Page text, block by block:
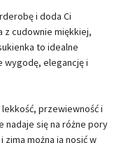
i doda Ci
z cudownie miękkiej,
to idealne
elegancję i
przewiewność i
nadaje się na różne pory
można ją nosić w